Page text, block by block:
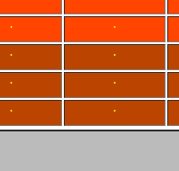
. .
. .
. .
. .